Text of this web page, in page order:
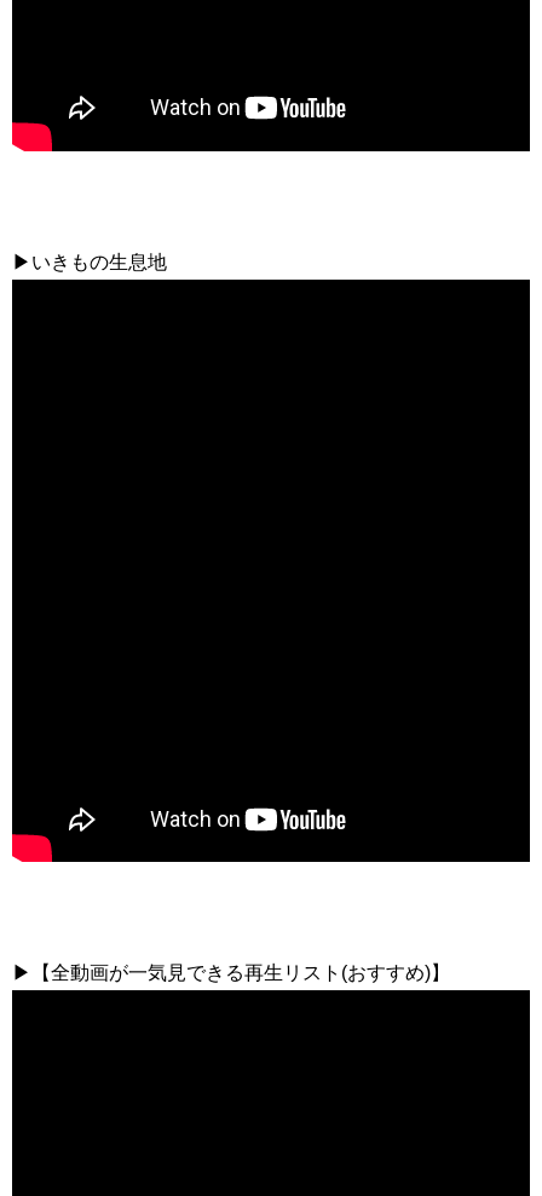
▶いきもの生息地
▶【全動画が一気見できる再生リスト(おすすめ)】